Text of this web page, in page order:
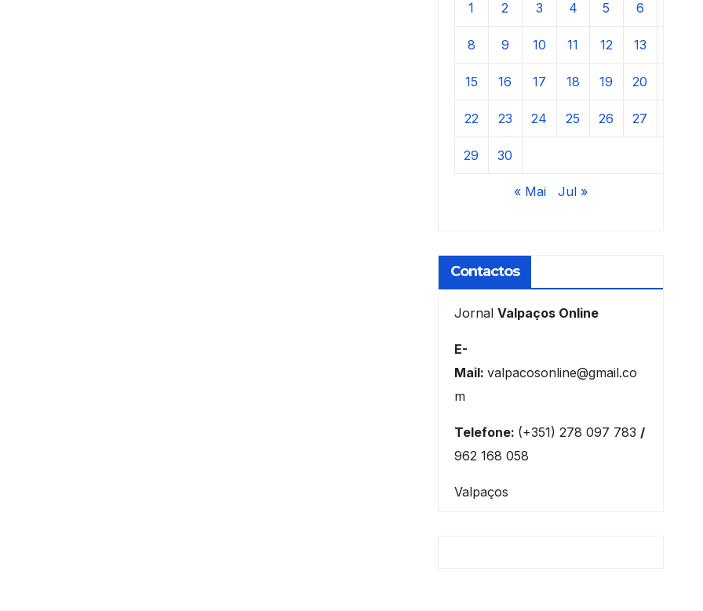
1 2 3 4 5 6
8 9 10 11 12 13
15 16 17 18 19 20
22 23 24 25 26 27
29 30
« Mai Jul »
Contactos
Jornal Valpaços Online
E-
Mail: valpacosonline@gmail.co
m
Telefone: (+351) 278 097 783 /
962 168 058
Valpaços